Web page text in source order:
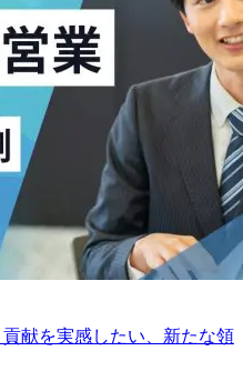
献を実感したい、新たな領